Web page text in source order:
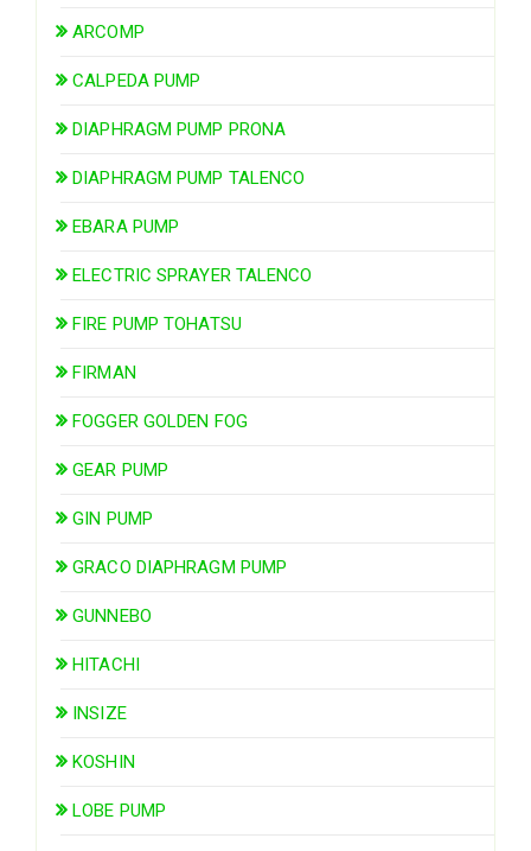
ARCOMP
CALPEDA PUMP
DIAPHRAGM PUMP PRONA
DIAPHRAGM PUMP TALENCO
EBARA PUMP
ELECTRIC SPRAYER TALENCO
FIRE PUMP TOHATSU
FIRMAN
FOGGER GOLDEN FOG
GEAR PUMP
GIN PUMP
GRACO DIAPHRAGM PUMP
GUNNEBO
HITACHI
INSIZE
KOSHIN
LOBE PUMP